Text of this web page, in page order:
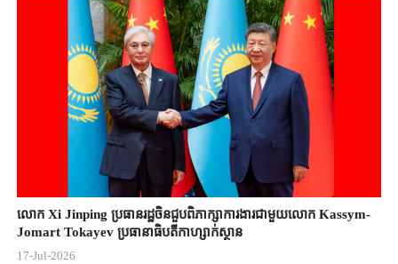
លោក Xi Jinping ប្រធានរដ្ឋចិន​ជួបពិភាក្សា​ការងារជាមួយ​លោក Kassym-
Jomart ​Tokayev ​ប្រធានាធិបតី​កាហ្សាក់ស្ថាន​
17-Jul-2026